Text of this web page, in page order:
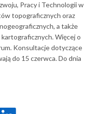
Pracy i Technologii w
topograficznych oraz
a także
Więcej o
Konsultacje dotyczące
do 15 czerwca. Do dnia